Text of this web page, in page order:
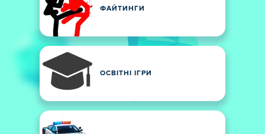
ФАЙТИНГИ
ОСВІТНІ ІГРИ